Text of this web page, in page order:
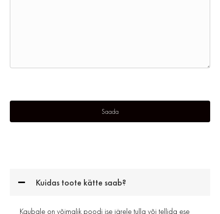
Kuidas toote kätte saab?
Kaubale on võimalik poodi ise järele tulla või tellida ese